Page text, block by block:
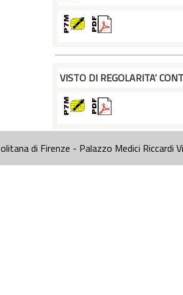
VISTO DI REGOLARITA'
di Firenze - Palazzo Medici Riccardi